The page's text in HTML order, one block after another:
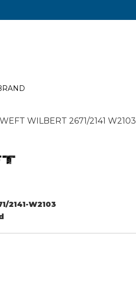
WILBERT 2671/2141 W2103
2141-W2103